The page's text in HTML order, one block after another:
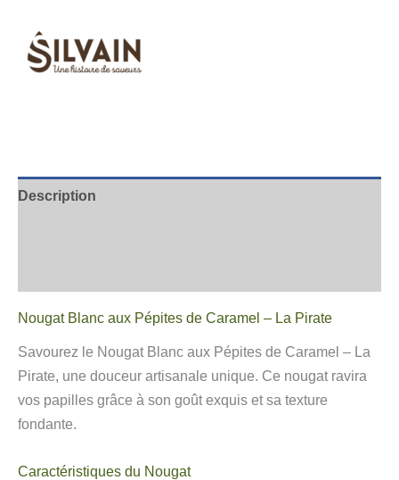
Description
Nougat Blanc aux Pépites de Caramel – La Pirate
Savourez le Nougat Blanc aux Pépites de Caramel – La
Pirate, une douceur artisanale unique. Ce nougat ravira
vos papilles grâce à son goût exquis et sa texture
fondante.
Caractéristiques du Nougat